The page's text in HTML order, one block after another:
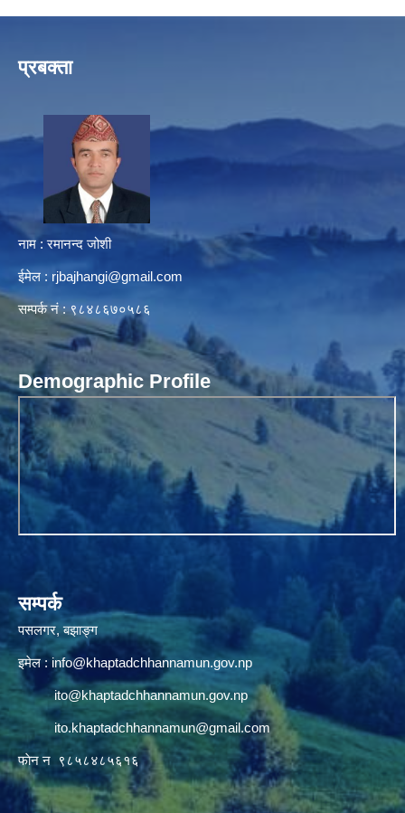
प्रबक्ता
नाम : रमानन्द जोशी
ईमेल : rjbajhangi@gmail.com
सम्पर्क नं : ९८४८६७०५८६
Demographic Profile
सम्पर्क
पसलगर, बझाङ्ग
इमेल : info@khaptadchhannamun.gov.np
ito@khaptadchhannamun.gov.np
ito.khaptadchhannamun@gmail.com
फाेन न‌‍‍ ९८५८४८५६१६